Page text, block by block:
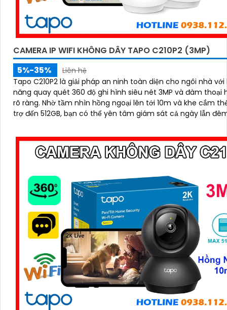
CAMERA IP WIFI KHÔNG DÂY TAPO C210P2 (3MP)
5%-35%
Liên hệ
Tapo C210P2 là giải pháp an ninh toàn diện cho ngôi nhà với
năng quay quét 360 độ ghi hình siêu nét 3MP và đàm thoại
rõ ràng. Nhờ tầm nhìn hồng ngoại lên tới 10m và khe cắm thẻ nhớ hỗ
trợ đến 512GB, bạn có thể yên tâm giám sát cả ngày lẫn